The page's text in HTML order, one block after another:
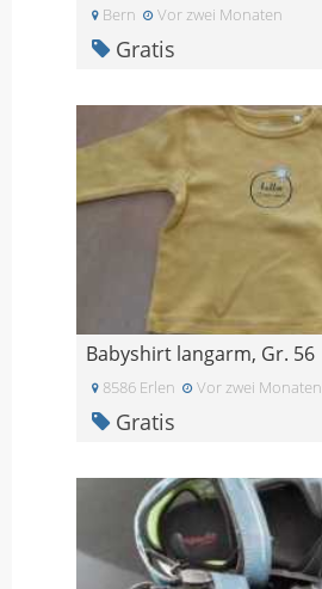
Bern Vor zwei Monaten
Gratis
Babyshirt langarm, Gr. 56
8586 Erlen Vor zwei Monaten
Gratis